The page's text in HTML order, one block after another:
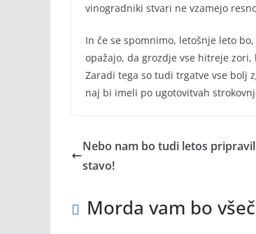
vinogradniki stvari ne vzamejo
In če se spomnimo, letošnje leto
opažajo, da grozdje vse hitreje
Zaradi tega so tudi trgatve vse bolj
naj bi imeli po ugotovitvah
Nebo nam bo tudi letos
stavo!
Morda vam bo